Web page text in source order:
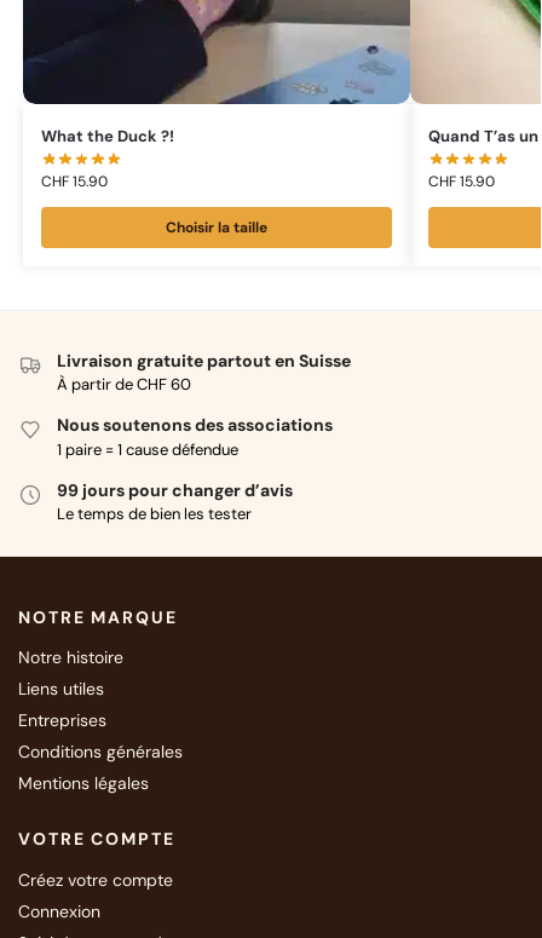
What the Duck ?!
CHF15.90
Choisir la taille
Quand T’as
CHF15.90
Livraison gratuite partout en Suisse
À partir de CHF 60
Nous soutenons des associations
1 paire = 1 cause défendue
99 jours pour changer d’avis
Le temps de bien les tester
NOTRE MARQUE
Notre histoire
Liens utiles
Entreprises
Conditions générales
Mentions légales
VOTRE COMPTE
Créez votre compte
Connexion